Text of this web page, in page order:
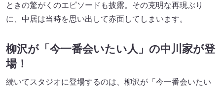
ときの驚がくのエピソードも披露。その克明な再現ぶり
に、中居は当時を思い出して赤面してしまいます。
柳沢が「今一番会いたい人」の中川家が登
場！
続いてスタジオに登場するのは、柳沢が「今一番会いたい